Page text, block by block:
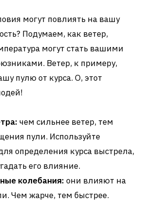
могут повлиять на вашу
Подумаем, как ветер,
могут стать вашими
Ветер, к примеру,
пулю от курса. О, этот
чем сильнее ветер, тем
пули. Используйте
определения курса выстрела,
его влияние.
колебания: они влияют на
Чем жарче, тем быстрее.